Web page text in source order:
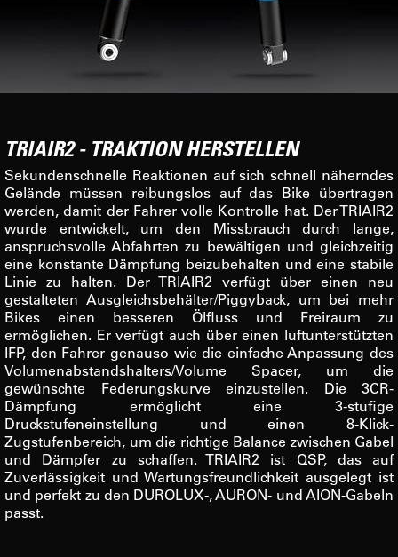
TRIAIR2 - TRAKTION HERSTELLEN
Sekundenschnelle Reaktionen auf sich schnell näherndes
Gelände müssen reibungslos auf das Bike übertragen
werden, damit der Fahrer volle Kontrolle hat. Der TRIAIR2
wurde entwickelt, um den Missbrauch durch lange,
anspruchsvolle Abfahrten zu bewältigen und gleichzeitig
eine konstante Dämpfung beizubehalten und eine stabile
Linie zu halten. Der TRIAIR2 verfügt über einen neu
gestalteten Ausgleichsbehälter/Piggyback, um bei mehr
Bikes einen besseren Ölfluss und Freiraum zu
ermöglichen. Er verfügt auch über einen luftunterstützten
IFP, den Fahrer genauso wie die einfache Anpassung des
Volumenabstandshalters/Volume Spacer, um die
gewünschte Federungskurve einzustellen. Die 3CR-
Dämpfung ermöglicht eine 3-stufige
Druckstufeneinstellung und einen 8-Klick-
Zugstufenbereich, um die richtige Balance zwischen Gabel
und Dämpfer zu schaffen. TRIAIR2 ist QSP, das auf
Zuverlässigkeit und Wartungsfreundlichkeit ausgelegt ist
und perfekt zu den DUROLUX-, AURON- und AION-Gabeln
passt.